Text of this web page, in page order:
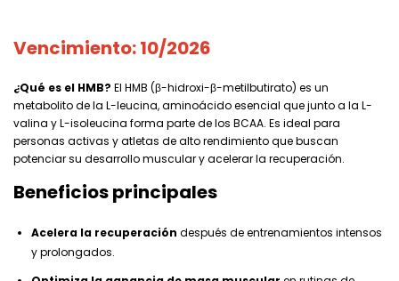
Vencimiento: 10/2026
¿Qué es el HMB? El HMB (β-hidroxi-β-metilbutirato) es un
metabolito de la L-leucina, aminoácido esencial que junto a la L-
valina y L-isoleucina forma parte de los BCAA. Es ideal para
personas activas y atletas de alto rendimiento que buscan
potenciar su desarrollo muscular y acelerar la recuperación.
Beneficios principales
Acelera la recuperación después de entrenamientos intensos
y prolongados.